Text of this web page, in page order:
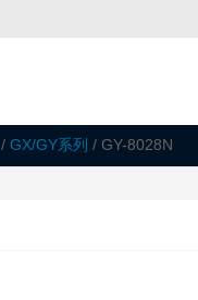
/ GX/GY系列 / GY-8028N